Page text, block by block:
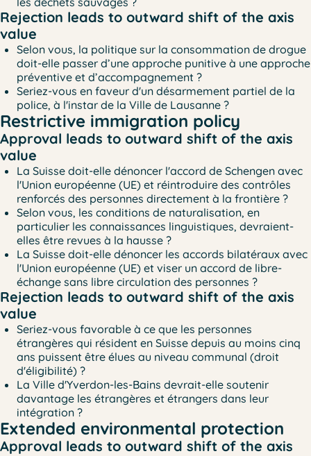
Rejection leads to outward shift of the axis
value
Selon vous, la politique sur la consommation de drogue
doit-elle passer d’une approche punitive à une approche
préventive et d’accompagnement ?
Seriez-vous en faveur d'un désarmement partiel de la
police, à l'instar de la Ville de Lausanne ?
Restrictive immigration policy
Approval leads to outward shift of the axis
value
La Suisse doit-elle dénoncer l'accord de Schengen avec
l'Union européenne (UE) et réintroduire des contrôles
renforcés des personnes directement à la frontière ?
Selon vous, les conditions de naturalisation, en
particulier les connaissances linguistiques, devraient-
elles être revues à la hausse ?
La Suisse doit-elle dénoncer les accords bilatéraux avec
l'Union européenne (UE) et viser un accord de libre-
échange sans libre circulation des personnes ?
Rejection leads to outward shift of the axis
value
Seriez-vous favorable à ce que les personnes
étrangères qui résident en Suisse depuis au moins cinq
ans puissent être élues au niveau communal (droit
d'éligibilité) ?
La Ville d'Yverdon-les-Bains devrait-elle soutenir
davantage les étrangères et étrangers dans leur
intégration ?
Extended environmental protection
Approval leads to outward shift of the axis